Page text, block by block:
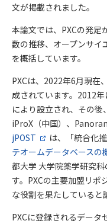
文が掲載されました。
本論文では、PXCの発足
数の推移、オープンサイ
を概括しています。
PXCは、2022年6月現在
成されています。2012
により設立され、その後
iProX（中国）、
jPOST
は、「統合化
テオームデータベースの
都大学 大学院薬学研究
す。PXCの主要加盟リポ
な役割を果たしていると
PXCに登録されるデータ